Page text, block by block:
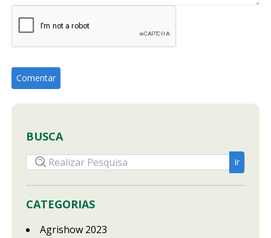
BUSCA
CATEGORIAS
Agrishow 2023